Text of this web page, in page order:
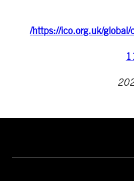
https://ico.org.uk/global/